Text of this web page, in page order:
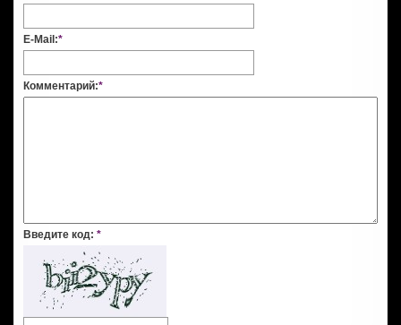
E-Mail:*
Комментарий:*
Введите код: *